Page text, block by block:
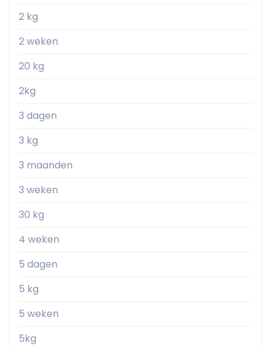
2 kg
2 weken
20 kg
2kg
3 dagen
3 kg
3 maanden
3 weken
30 kg
4 weken
5 dagen
5 kg
5 weken
5kg